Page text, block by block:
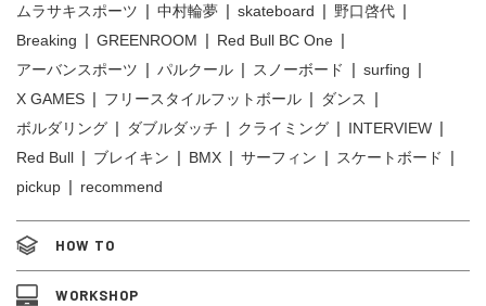
ムラサキスポーツ
中村輪夢 skateboard
野口啓代
Breaking
GREENROOM
Red Bull BC One
アーバンスポーツ
パルクール スノーボード
surfing
X GAMES
フリースタイルフットボール
ダンス
ボルダリング
ダブルダッチ クライミング
INTERVIEW
Red Bull
ブレイキン BMX サーフィン
スケートボード
pickup
recommend
HOW TO
WORKSHOP